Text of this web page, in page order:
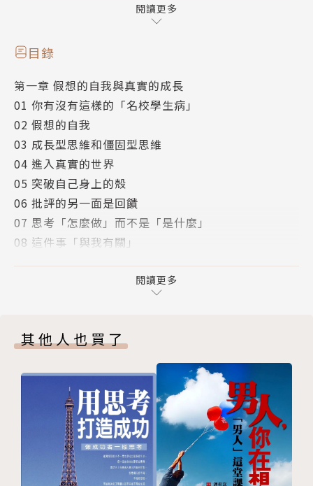
當你終於找到那個新的自我時，你會發現，你認得他！
那個還沒有因為受傷而害怕，能夠投入做事，也願意接
還會天真地打量世界，躍躍欲試地想要開始冒險的少
年。
那個懷著初心，還沒有背負那麼多別人的目光的自己。
每個人的困境都是獨特的，但解決的方式都有跡可循。
全書中共分9個章節，透過自我練習，讓你找回真實的
自我。
書！────────────
全書中共分9個章節，透過自我練習，讓你找回真實的
▌假想的自我與真實的成長
追求成長的衝動、擔心做不到的懷疑，這種矛盾永遠會
存在。去見識更大的世界很美好，可是萬一，我們選擇
了「躺平」的路，那也沒什麼大不了。
閱讀更多
目錄
第一章 假想的自我與真實的成長
01 你有沒有這樣的「名校學生病」
02 假想的自我
03 成長型思維和僵固型思維
04 進入真實的世界
05 突破自己身上的殼
06 批評的另一面是回饋
07 思考「怎麼做」而不是「是什麼」
08 這件事「與我有關」
第二章 更大的世界和眼前的生活
01 遙遠的夢想和眼前的生活
02 遠方是「病」也是「藥」
03 瑣事的意義
04 從眼前的生活到更大的世界
05 我想去遠方 把人生歸零重來
➲思考與實踐
➲多年後的回望
閱讀更多
其他人也買了